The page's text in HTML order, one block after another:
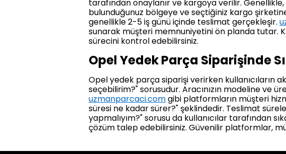
tarafından onaylanır ve kargoya verilir.
bulunduğunuz bölgeye ve seçtiğiniz kargo
genellikle 2-5 iş günü içinde teslimat gerçekleşir.
sunarak müşteri memnuniyetini ön planda tutar.
sürecini kontrol edebilirsiniz.
Opel Yedek Parça Siparişinde
Opel yedek parça siparişi verirken kullanıcıların
seçebilirim?" sorusudur. Aracınızın modeline ve
uzmanparcaci.comgibi platformların müşteri
süresi ne kadar sürer?" şeklindedir. Teslimat
yapmalıyım?" sorusu da kullanıcılar tarafından
çözüm talep edebilirsiniz. Güvenilir platformlar,